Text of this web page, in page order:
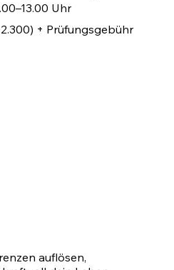
+ Prüfungsgebühr
Uhr
auflösen,